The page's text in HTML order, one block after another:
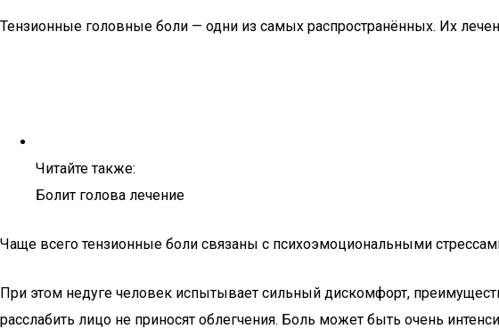
Тензионные головные боли — одни из самых распространённых. Их
Читайте также:
Болит голова лечение
Чаще всего тензионные боли связаны с психоэмоциональными
При этом недуге человек испытывает сильный дискомфорт,
расслабить лицо не приносят облегчения. Боль может быть очень